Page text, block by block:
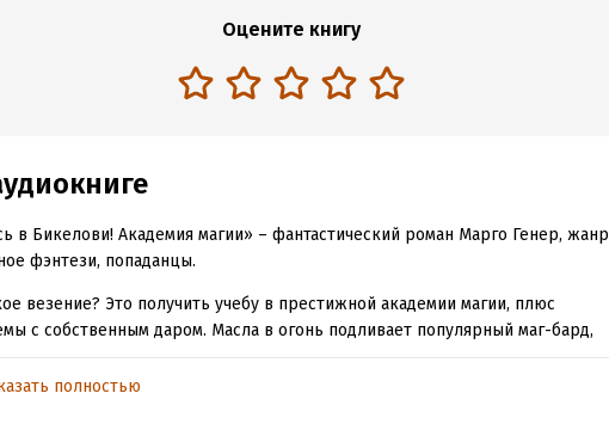
Оцените книгу
в Бикелови! Академия магии» – фантастический роман Марго Генер, жанр
фэнтези, попаданцы.
везение? Это получить учебу в престижной академии магии, плюс
с собственным даром. Масла в огонь подливает популярный маг-бард,
не менее привлекательный и оттого еще более пугающий парень, чьи
полностью